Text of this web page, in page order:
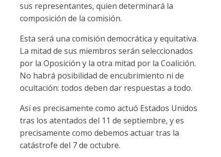
sus representantes, quien determinará la
composición de la comisión.
Esta será una comisión democrática y equitativa.
La mitad de sus miembros serán seleccionados
por la Oposición y la otra mitad por la Coalición.
No habrá posibilidad de encubrimiento ni de
ocultación: todos deben dar respuestas a todo.
Así es precisamente como actuó Estados Unidos
tras los atentados del 11 de septiembre, y es
precisamente como debemos actuar tras la
catástrofe del 7 de octubre.